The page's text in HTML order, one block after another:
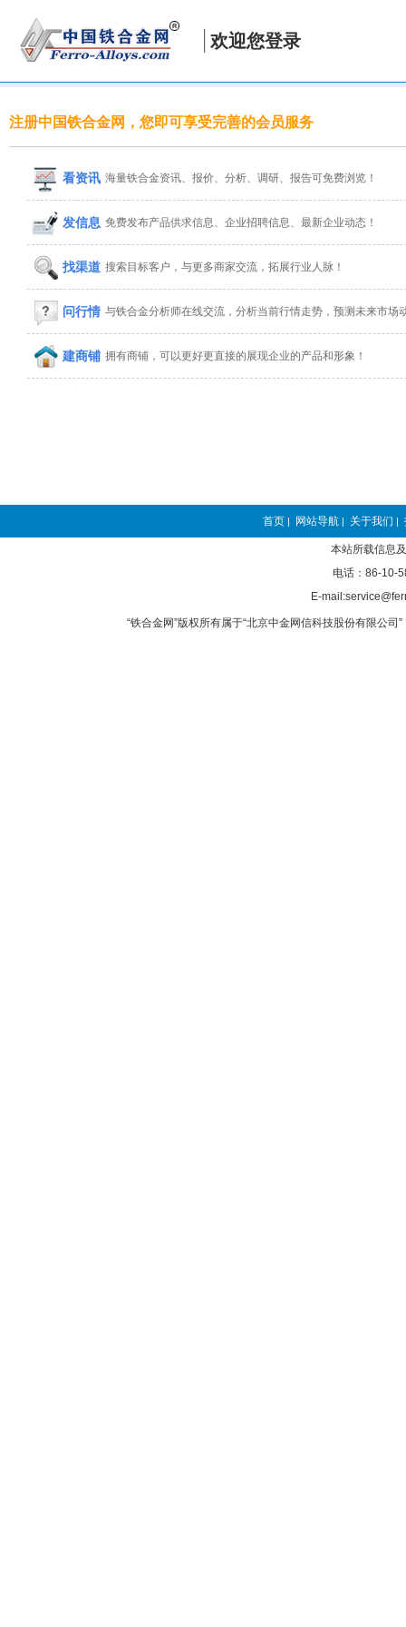
欢迎您登录
注册中国铁合金网，您即可享受完善的会员服务
看资讯 海量铁合金资讯、报价、分析、调研、报告可免费浏览！
发信息 免费发布产品供求信息、企业招聘信息、最新企业动态！
找渠道 搜索目标客户，与更多商家交流，拓展行业人脉！
问行情 与铁合金分析师在线交流，分析当前行情走势，预测未来市场
建商铺 拥有商铺，可以更好更直接的展现企业的产品和形象！
首页 | 网站导航 | 关于我们 |
本站所载信息
电话：86-10-
E-
“铁合金网”版权所有属于“北京中金网信科技股份有限公司